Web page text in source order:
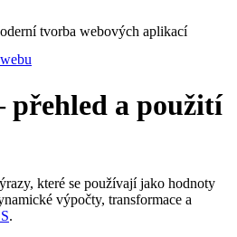
tvorba webových aplikací
přehled a použití
které se používají jako hodnoty
výpočty, transformace a
.